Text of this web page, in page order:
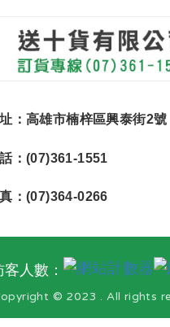
：高雄市楠梓區興泰街2號
：(07)361-1551
：(07)364-0266
人數：
© 2023 . All rights